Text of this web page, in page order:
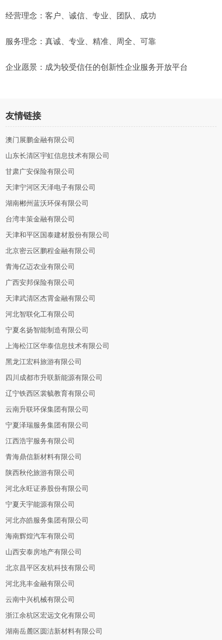
经营理念：客户、诚信、专业、团队、成功
服务理念：真诚、专业、精准、周全、可靠
企业愿景：成为较受信任的创新性企业服务开放平台
友情链接
澳门展鹏金融有限公司
山东长清区宇虹信息技术有限公司
甘肃广安保险有限公司
天津宁河区天泽电子有限公司
湖南郴州蓝沃环保有限公司
台湾丰策金融有限公司
天津和平区国泰建材股份有限公司
北京密云区鹏程金融有限公司
青海亿迈农业有限公司
广西安邦保险有限公司
天津武清区杰霄金融有限公司
河北智联化工有限公司
宁夏名扬智能制造有限公司
上海松江区华泰信息技术有限公司
黑龙江宏科旅游有限公司
四川成都市升联新能源有限公司
辽宁铁西区裳毓教育有限公司
云南升联环保集团有限公司
宁夏泽瑞服务集团有限公司
江西浩宇服务有限公司
青海鼎信新材料有限公司
陕西秋伦旅游有限公司
河北永旺证券股份有限公司
宁夏天宇能源有限公司
河北亦皓服务集团有限公司
海南辉煌汽车有限公司
山西安泰房地产有限公司
北京昌平区友杭科技有限公司
河北兆丰金融有限公司
云南中兴机械有限公司
浙江余杭区宏远文化有限公司
湖南岳麓区圆洁新材料有限公司